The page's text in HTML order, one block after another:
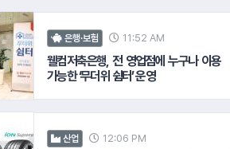
은행·보험 11:52 AM
웰컴저축은행, 전 영업점에 누구나 이용
가능한 ‘무더위 쉼터’ 운영
산업 12:06 PM